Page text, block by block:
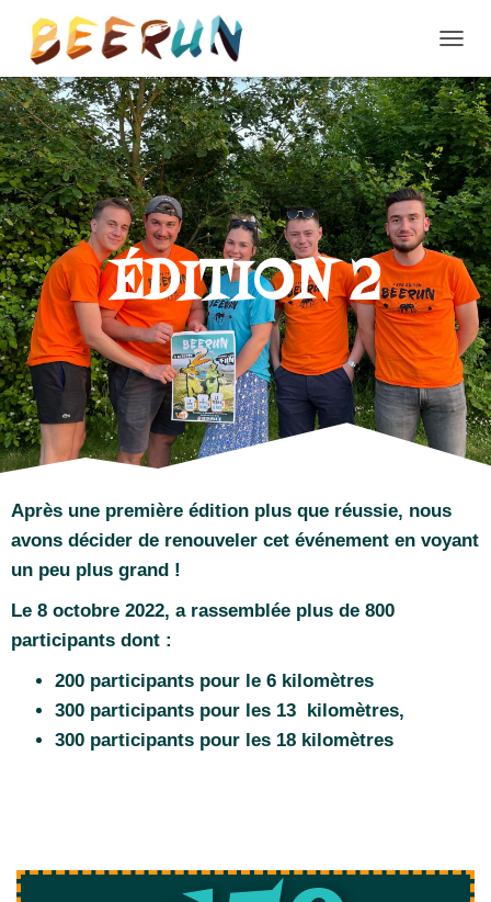
É
P
L
I
E
L
A
N
A
V
I
G
A
T
I
O
ÉDITION 2
Après une première édition plus que réussie, nous
avons décider de renouveler cet événement en voyant
un peu plus grand !
Le 8 octobre 2022, a rassemblée plus de 800
participants dont :
200 participants pour le 6 kilomètres
300 participants pour les 13 kilomètres,
300 participants pour les 18 kilomètres